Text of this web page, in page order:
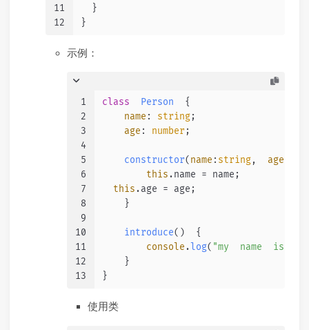
11
12
  }
}
示例：
1
2
3
4
5
6
7
8
9
10
11
12
13
class Person
  {
name : string;
age : number ;
constructor( name : string, age
this.name = name;
this.age = age;
    }
introduce( )  {
console. log( "my  name  is  "
    }
}
使用类